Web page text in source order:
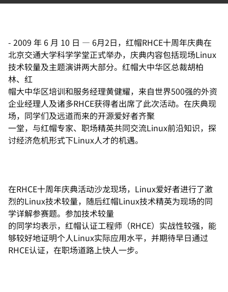
- 2009 年 6 月 10 日 — 6月2日，红帽RHCE十周年庆典在
北京交通大学科学学堂正式举办，庆典内容包括现场Linux
技术较量及主题演讲两大部分。红帽大中华区总裁胡柏
林、红
帽大中华区培训和服务经理黄健耀，来自世界500强的外资
企业经理人及诸多RHCE获得者出席了此次活动。在庆典现
场，同学们及远道而来的开源爱好者齐聚
一堂，与红帽专家、职场精英共同交流Linux前沿知识，探
讨经济危机形式下Linux人才的机遇。
在RHCE十周年庆典活动沙龙现场，Linux爱好者进行了激
烈的Linux技术较量，随后红帽Linux技术精英为现场的同
学详解参赛题。参加技术较量
的同学均表示，红帽认证工程师（RHCE）实战性较强，能
够较好地证明个人Linux实际应用水平，并期待早日通过
RHCE认证，在职场道路上快人一步。